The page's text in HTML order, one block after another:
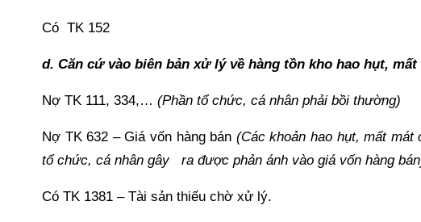
Có TK 152
d. Căn cứ vào biên bản xử lý về hàng tồn kho hao hụt,
Nợ TK 111, 334,… (Phần tổ chức, cá nhân phải bồi thường)
Nợ TK 632 – Giá vốn hàng bán (Các khoản hao hụt, mất
tổ chức, cá nhân gây ra được phản ánh vào giá vốn hàng
Có TK 1381 – Tài sản thiếu chờ xử lý.